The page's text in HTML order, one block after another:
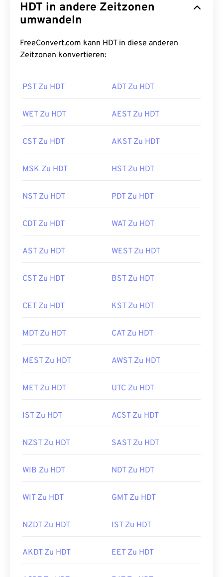
HDT in andere Zeitzonen
umwandeln
FreeConvert.com kann HDT in diese anderen
Zeitzonen konvertieren:
PST Zu HDT ADT Zu HDT
WET Zu HDT AEST Zu HDT
CST Zu HDT AKST Zu HDT
MSK Zu HDT HST Zu HDT
NST Zu HDT PDT Zu HDT
CDT Zu HDT WAT Zu HDT
AST Zu HDT WEST Zu HDT
CST Zu HDT BST Zu HDT
CET Zu HDT KST Zu HDT
MDT Zu HDT CAT Zu HDT
MEST Zu HDT AWST Zu HDT
MET Zu HDT UTC Zu HDT
IST Zu HDT ACST Zu HDT
NZST Zu HDT SAST Zu HDT
WIB Zu HDT NDT Zu HDT
WIT Zu HDT GMT Zu HDT
NZDT Zu HDT IST Zu HDT
AKDT Zu HDT EET Zu HDT